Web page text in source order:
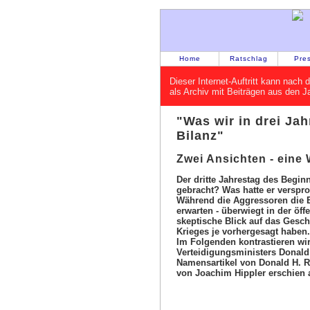
Home Ratschlag
Dieser Internet-Auftritt kann nach
als Archiv mit Beiträgen aus den
"Was wir in drei
Bilanz"
Zwei Ansichten - eine
Der dritte Jahrestag des
gebracht? Was hatte er
Während die Aggressoren die
erwarten - überwiegt in der
skeptische Blick auf das
Krieges je vorhergesagt haben.
Im Folgenden kontrastieren
Verteidigungsministers
Namensartikel von Donald H.
von Joachim Hippler erschien